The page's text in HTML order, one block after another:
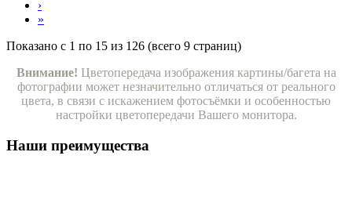
›
»
Показано с 1 по 15 из 126 (всего 9 страниц)
Внимание! Цветопередача изображения картины/багета на
фотографии может незначительно отличаться от реального
цвета, в связи с искажением фотосъёмки и особенностью
настройки цветопередачи Вашего монитора.
Наши преимущества